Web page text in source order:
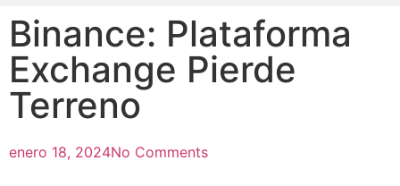
Binance: Plataforma
Exchange Pierde
Terreno
enero 18, 2024No Comments